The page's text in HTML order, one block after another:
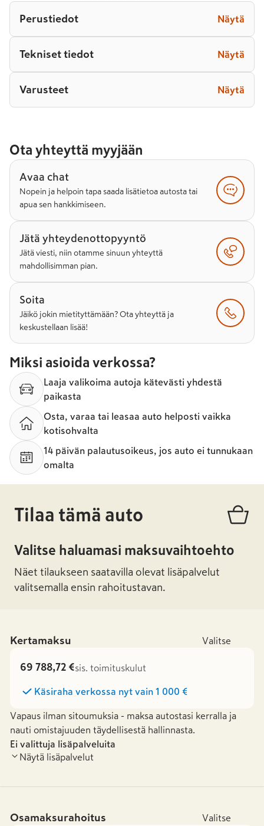
Perustiedot Näytä
Tekniset tiedot Näytä
Varusteet Näytä
Ota yhteyttä myyjään
Avaa chat
Nopein ja helpoin tapa saada lisätietoa autosta tai
apua sen hankkimiseen.
Jätä yhteydenottopyyntö
Jätä viesti, niin otamme sinuun yhteyttä
mahdollisimman pian.
Soita
Jäikö jokin mietityttämään? Ota yhteyttä ja
keskustellaan lisää!
Miksi asioida verkossa?
Laaja valikoima autoja kätevästi yhdestä
paikasta
Osta, varaa tai leasaa auto helposti vaikka
kotisohvalta
14 päivän palautusoikeus, jos auto ei tunnukaan
omalta
Tilaa tämä auto
Valitse haluamasi maksuvaihtoehto
Näet tilaukseen saatavilla olevat lisäpalvelut
valitsemalla ensin rahoitustavan.
Kertamaksu Valitse
69 788,72 €sis. toimituskulut
Käsiraha verkossa nyt vain 1 000 €
Vapaus ilman sitoumuksia - maksa autostasi kerralla ja
nauti omistajuuden täydellisestä hallinnasta.
Ei valittuja lisäpalveluita
Näytä lisäpalvelut
Osamaksurahoitus Valitse